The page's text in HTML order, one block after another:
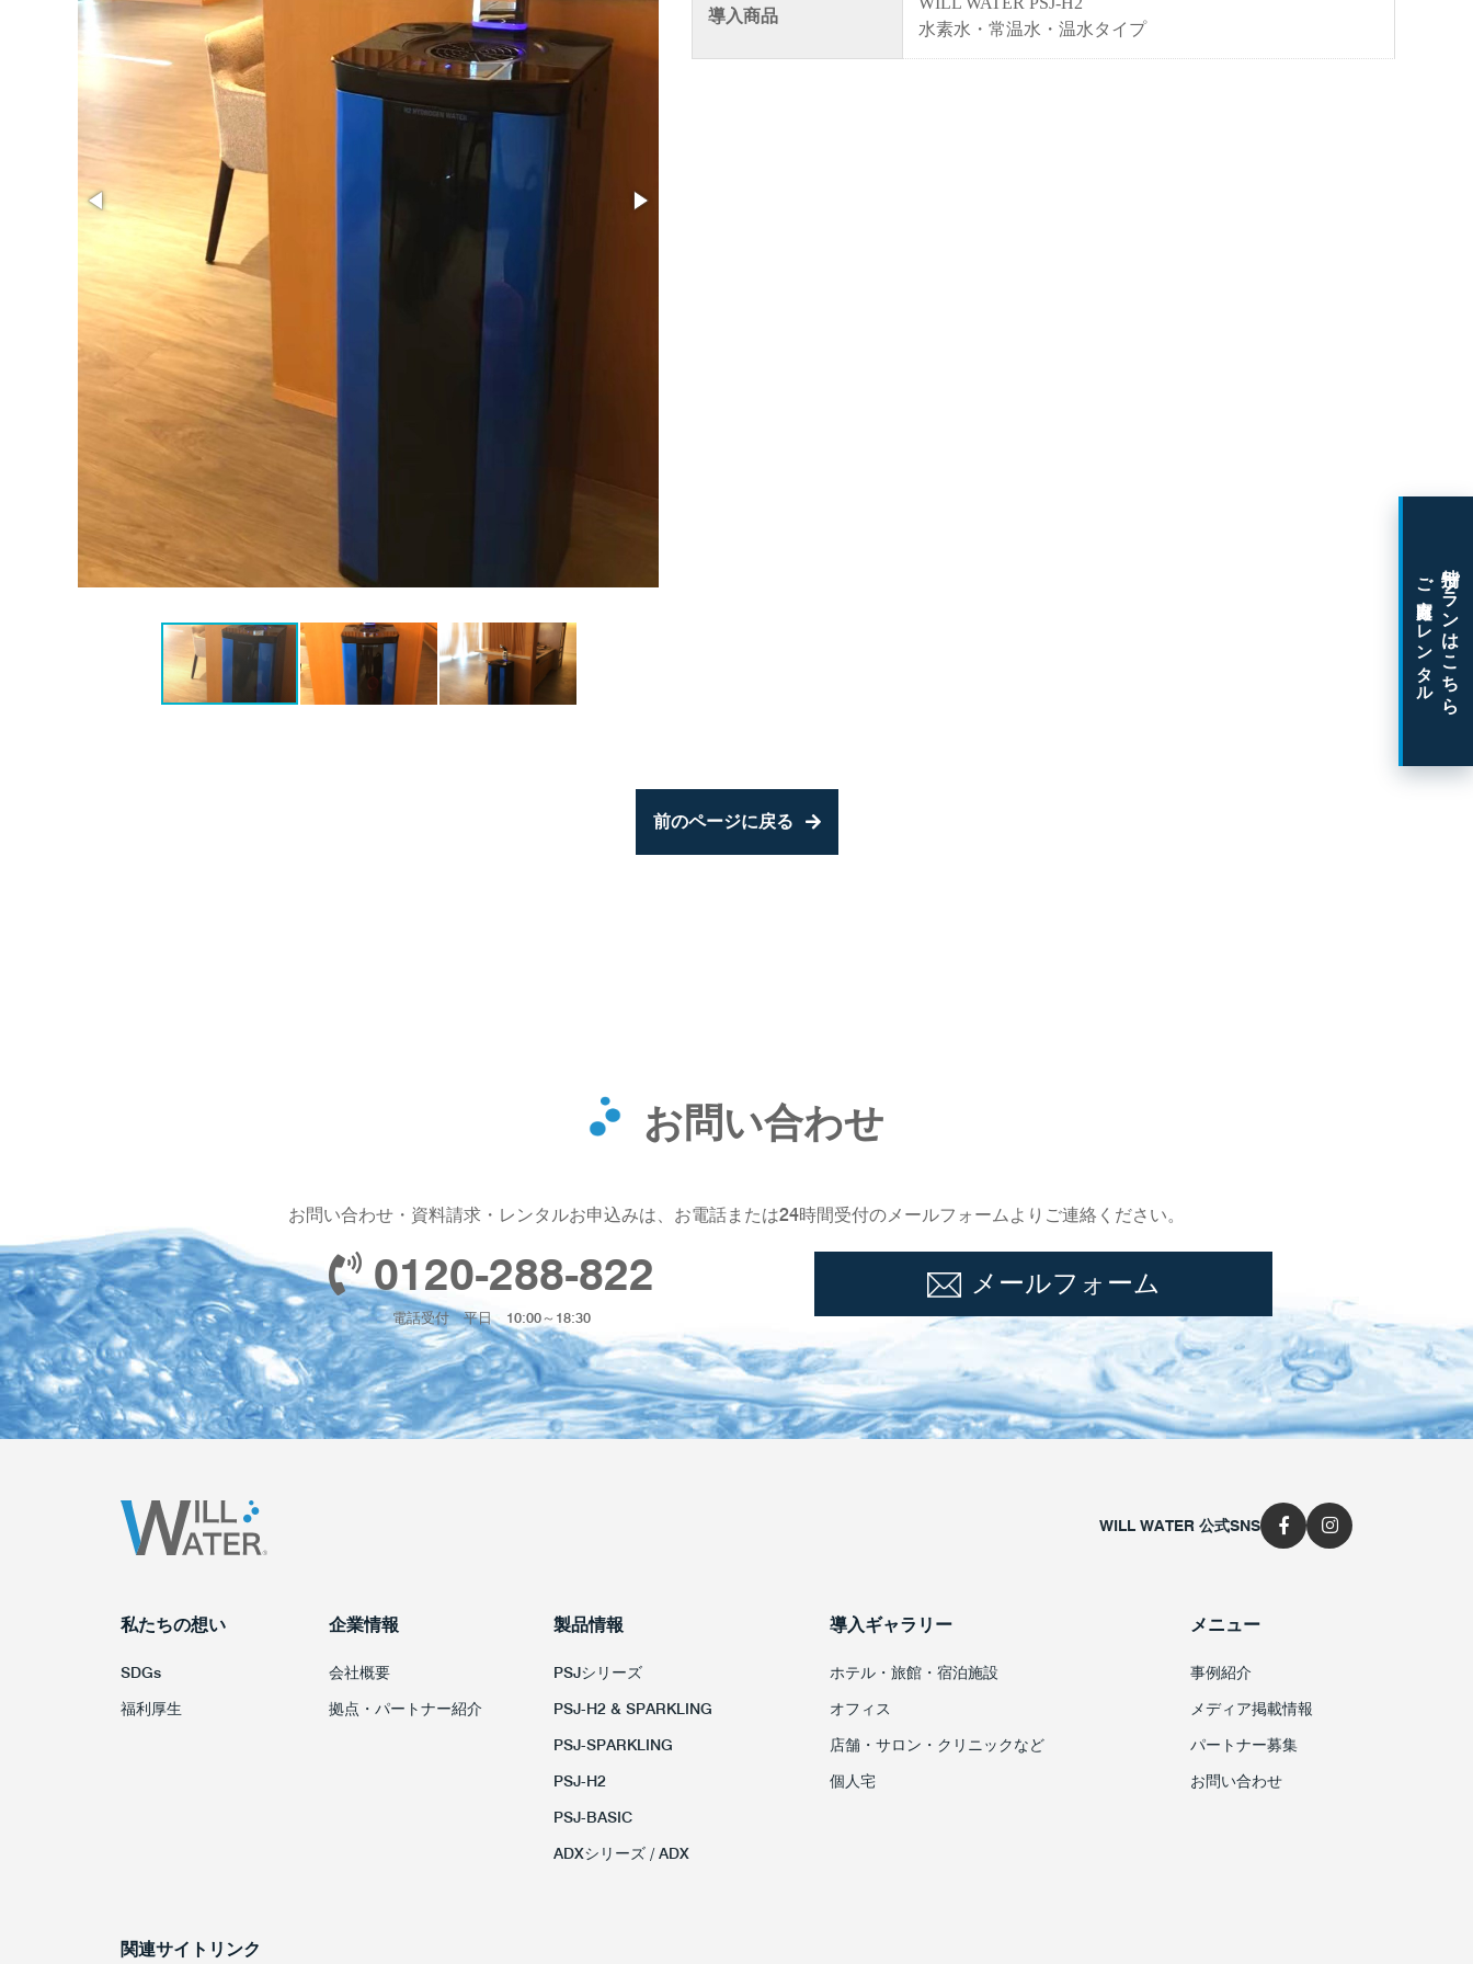
導入商品
水素水・常温水・温水タイプ
前のページに戻る
お問い合わせ
お問い合わせ・資料請求・レンタルお申込みは、お電話または24時間受付のメールフォームよりご連絡ください。
0120-288-822
電話受付 平日 10:00～18:30
メールフォーム
WILL WATER 公式SNS
私たちの想い
SDGs
福利厚生
企業情報
会社概要
拠点・パートナー紹介
製品情報
PSJシリーズ
PSJ-H2 & SPARKLING
PSJ-SPARKLING
PSJ-H2
PSJ-BASIC
ADXシリーズ / ADX
導入ギャラリー
ホテル・旅館・宿泊施設
オフィス
店舗・サロン・クリニックなど
個人宅
メニュー
事例紹介
メディア掲載情報
パートナー募集
お問い合わせ
関連サイトリンク
ご家庭向けレンタル特別プランはこちら